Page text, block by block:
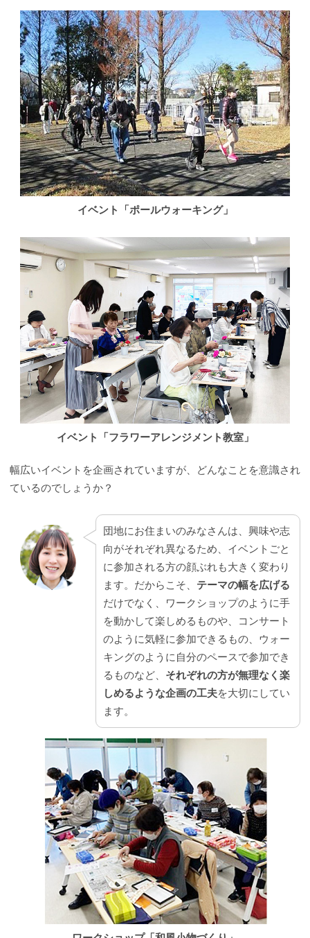
イベント「ポールウォーキング」
イベント「フラワーアレンジメント教室」
幅広いイベントを企画されていますが、どんなことを意識され
ているのでしょうか？
団地にお住まいのみなさんは、興味や志
向がそれぞれ異なるため、イベントごと
に参加される方の顔ぶれも大きく変わり
ます。だからこそ、 テーマの幅を広げる
だけでなく、ワークショップのように手
を動かして楽しめるものや、コンサート
のように気軽に参加できるもの、ウォー
キングのように自分のペースで参加でき
るものなど、 それぞれの方が無理なく楽
しめるような企画の工夫を大切にしてい
ます。